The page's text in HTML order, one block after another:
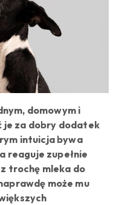
domowym i
je za dobry dodatek
intuicja bywa
reaguje zupełnie
trochę mleka do
może mu